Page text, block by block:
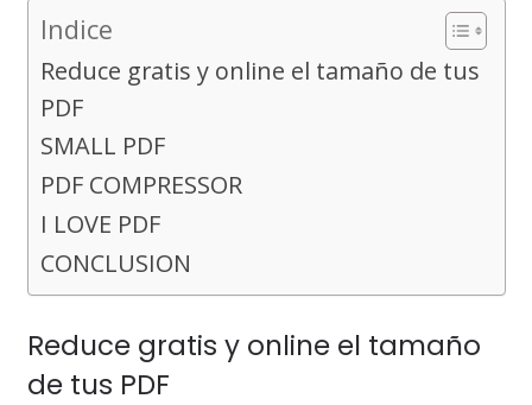
Indice
Reduce gratis y online el tamaño de tus
PDF
SMALL PDF
PDF COMPRESSOR
I LOVE PDF
CONCLUSION
Reduce gratis y online el tamaño
de tus PDF